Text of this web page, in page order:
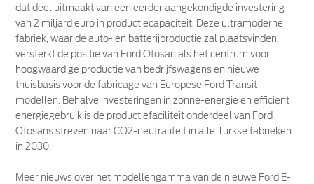
dat deel uitmaakt van een eerder aangekondigde investering
van 2 miljard euro in productiecapaciteit. Deze ultramoderne
fabriek, waar de auto- en batterijproductie zal plaatsvinden,
versterkt de positie van Ford Otosan als het centrum voor
hoogwaardige productie van bedrijfswagens en nieuwe
thuisbasis voor de fabricage van Europese Ford Transit-
modellen. Behalve investeringen in zonne-energie en efficiënt
energiegebruik is de productiefaciliteit onderdeel van Ford
Otosans streven naar CO2-neutraliteit in alle Turkse fabrieken
in 2030.
Meer nieuws over het modellengamma van de nieuwe Ford E-